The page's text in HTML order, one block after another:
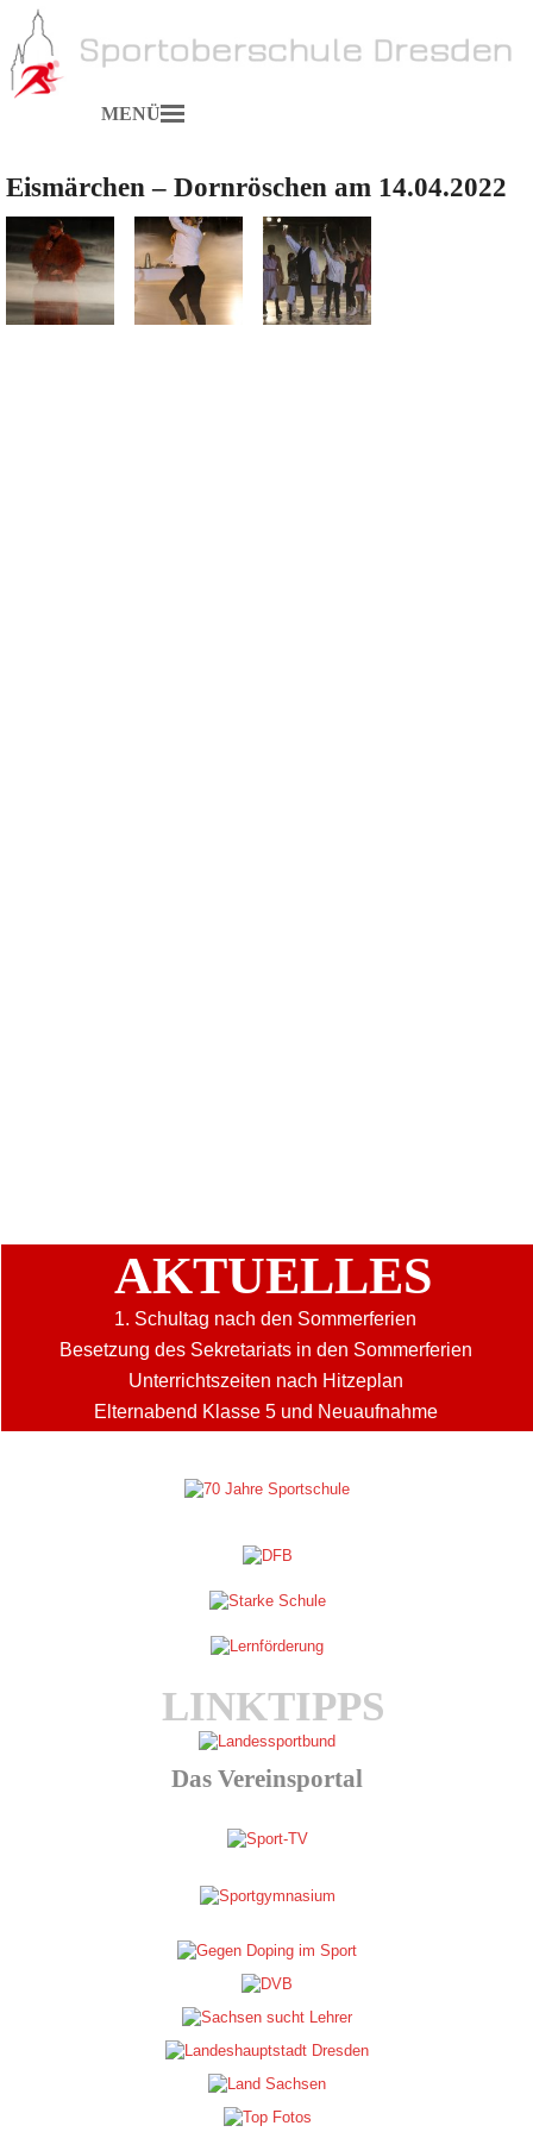
MENÜ
Eismärchen – Dornröschen am 14.04.2022
AKTUELLES
1. Schultag nach den Sommerferien
Besetzung des Sekretariats in den Sommerferien
Unterrichtszeiten nach Hitzeplan
Elternabend Klasse 5 und Neuaufnahme
LINKTIPPS
Das Vereinsportal